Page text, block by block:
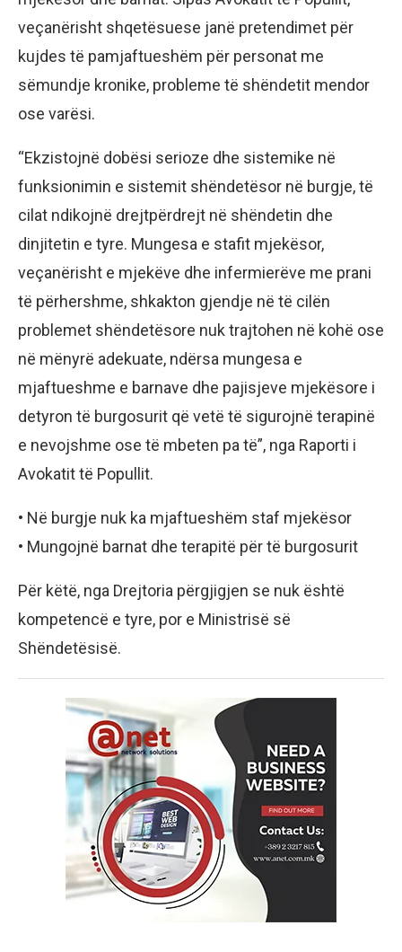
veçanërisht shqetësuese janë pretendimet për
kujdes të pamjaftueshëm për personat me
sëmundje kronike, probleme të shëndetit mendor
ose varësi.
“Ekzistojnë dobësi serioze dhe sistemike në
funksionimin e sistemit shëndetësor në burgje, të
cilat ndikojnë drejtpërdrejt në shëndetin dhe
dinjitetin e tyre. Mungesa e stafit mjekësor,
veçanërisht e mjekëve dhe infermierëve me prani
të përhershme, shkakton gjendje në të cilën
problemet shëndetësore nuk trajtohen në kohë ose
në mënyrë adekuate, ndërsa mungesa e
mjaftueshme e barnave dhe pajisjeve mjekësore i
detyron të burgosurit që vetë të sigurojnë terapinë
e nevojshme ose të mbeten pa të”, nga Raporti i
Avokatit të Popullit.
• Në burgje nuk ka mjaftueshëm staf mjekësor
• Mungojnë barnat dhe terapitë për të burgosurit
Për këtë, nga Drejtoria përgjigjen se nuk është
kompetencë e tyre, por e Ministrisë së
Shëndetësisë.